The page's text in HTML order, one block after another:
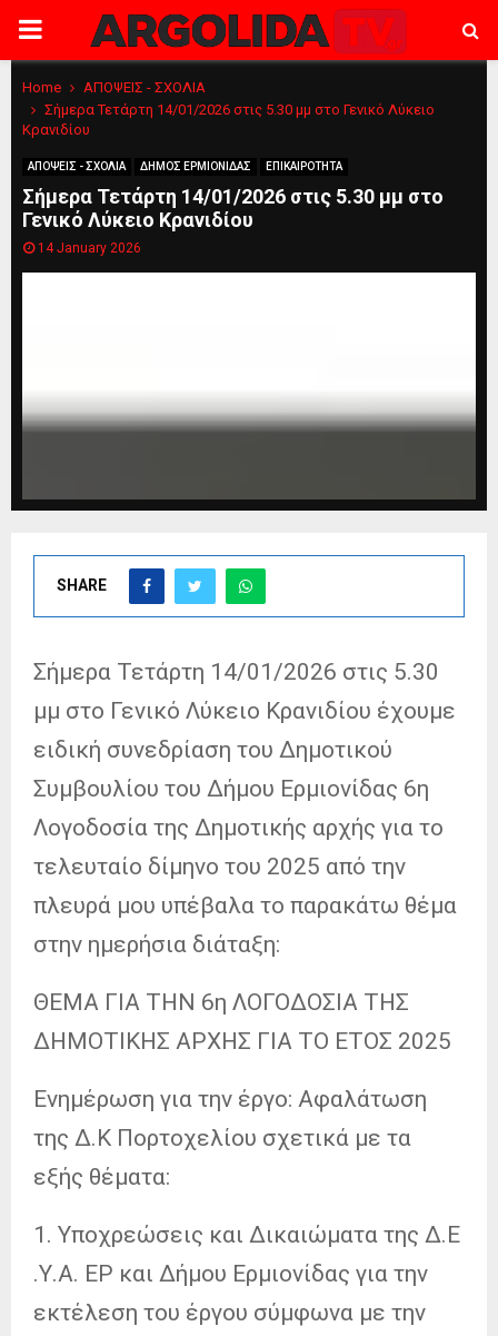
PRIMARY
MENU
Home
ΑΠΟΨΕΙΣ - ΣΧΟΛΙΑ
Σήμερα Τετάρτη 14/01/2026 στις 5.30 μμ στο Γενικό Λύκειο
Κρανιδίου
ΑΠΟΨΕΙΣ - ΣΧΟΛΙΑ ΔΗΜΟΣ ΕΡΜΙΟΝΙΔΑΣ ΕΠΙΚΑΙΡΟΤΗΤΑ
Σήμερα Τετάρτη 14/01/2026 στις 5.30 μμ στο
Γενικό Λύκειο Κρανιδίου
14 January 2026
SHARE
Σήμερα Τετάρτη 14/01/2026 στις 5.30
μμ στο Γενικό Λύκειο Κρανιδίου έχουμε
ειδική συνεδρίαση του Δημοτικού
Συμβουλίου του Δήμου Ερμιονίδας 6η
Λογοδοσία της Δημοτικής αρχής για το
τελευταίο δίμηνο του 2025 από την
πλευρά μου υπέβαλα το παρακάτω θέμα
στην ημερήσια διάταξη:
ΘΕΜΑ ΓΙΑ ΤΗΝ 6η ΛΟΓΟΔΟΣΙΑ ΤΗΣ
ΔΗΜΟΤΙΚΗΣ ΑΡΧΗΣ ΓΙΑ ΤΟ ΕΤΟΣ 2025
Ενημέρωση για την έργο: Αφαλάτωση
της Δ.Κ Πορτοχελίου σχετικά με τα
εξής θέματα:
1. Υποχρεώσεις και Δικαιώματα της Δ.Ε
.Υ.Α. ΕΡ και Δήμου Ερμιονίδας για την
εκτέλεση του έργου σύμφωνα με την